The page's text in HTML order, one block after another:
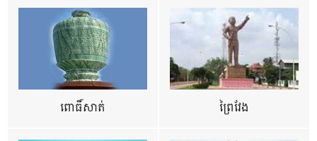
ពោធិ៍សាត់ ព្រៃវែង